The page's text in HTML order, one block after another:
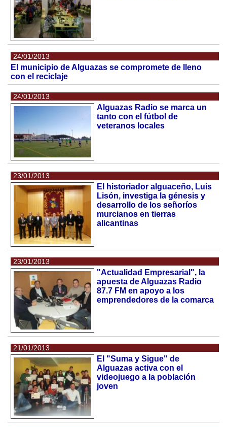
24/01/2013
El municipio de Alguazas se compromete de lleno
con el reciclaje
24/01/2013
Alguazas Radio se marca un
tanto con el fútbol de
veteranos locales
23/01/2013
El historiador alguaceño, Luis
Lisón, investiga la génesis y
desarrollo de los señoríos
murcianos en tierras
alicantinas
23/01/2013
"Actualidad Empresarial", la
apuesta de Alguazas Radio
87.7 FM en apoyo a los
emprendedores de la comarca
21/01/2013
El "Suma y Sigue" de
Alguazas activa con el
videojuego a la población
joven